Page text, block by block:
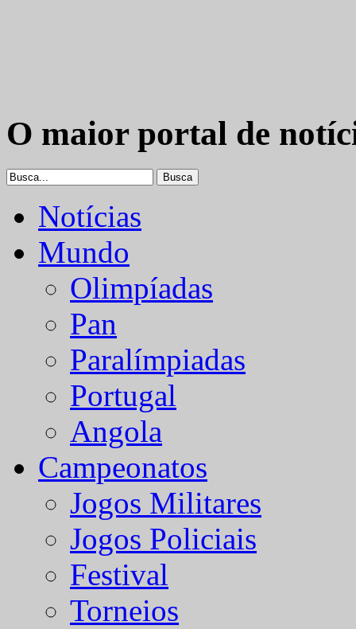
O maior portal de
Notícias
Mundo
Olimpíadas
Pan
Paralímpiadas
Portugal
Angola
Campeonatos
Jogos Militares
Jogos Policiais
Festival
Torneios